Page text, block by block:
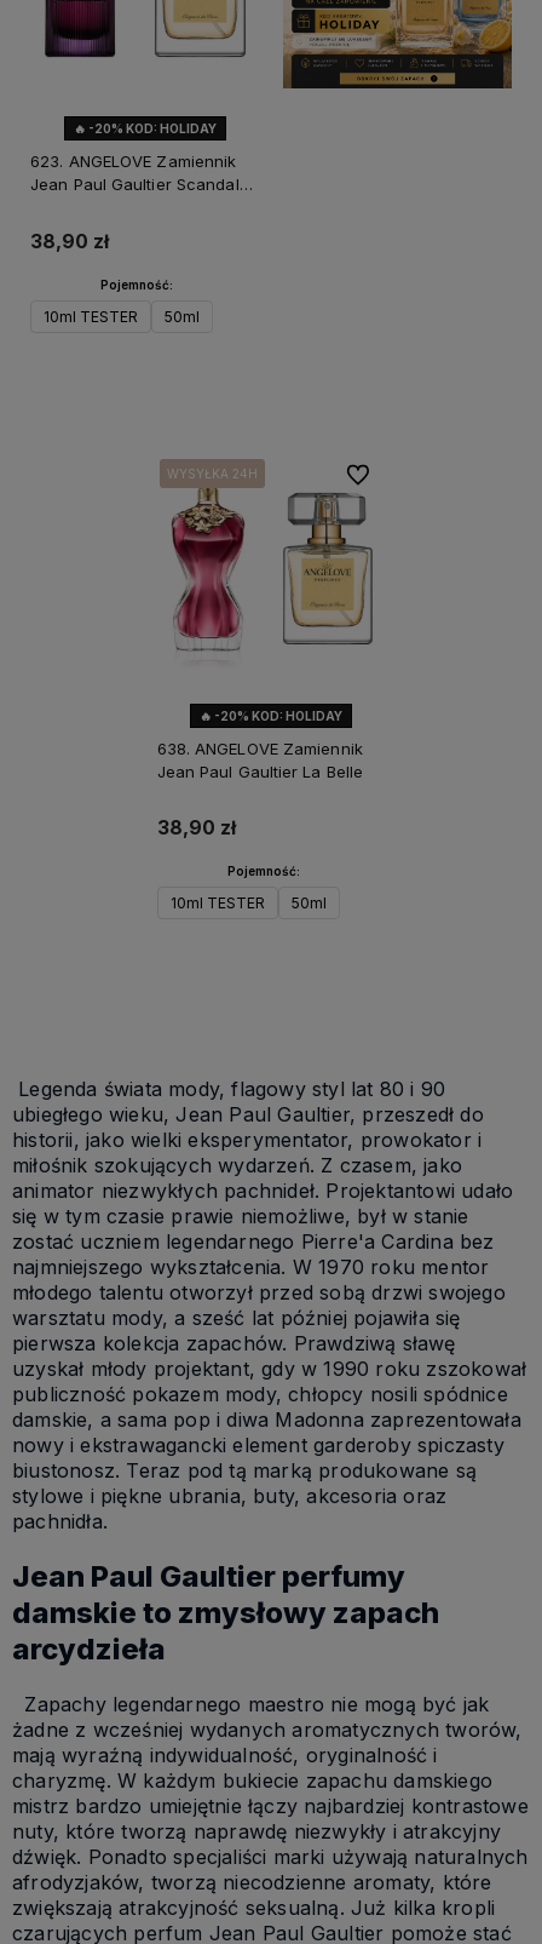
🔥 -20% KOD: HOLIDAY
623. ANGELOVE Zamiennik
Jean Paul Gaultier Scandal
38,90 zł
Pojemność:
10ml TESTER 50ml
🔥 -20% KOD: HOLIDAY
WYSYŁKA 24H
WYSYŁKA 24H
WYSYŁKA 24H
638. ANGELOVE Zamiennik
Jean Paul Gaultier La Belle
38,90 zł
Pojemność:
10ml TESTER 50ml
Do ulubionych
Legenda świata mody, flagowy styl lat 80 i 90
ubiegłego wieku, Jean Paul Gaultier, przeszedł do
historii, jako wielki eksperymentator, prowokator i
miłośnik szokujących wydarzeń. Z czasem, jako
animator niezwykłych pachnideł. Projektantowi udało
się w tym czasie prawie niemożliwe, był w stanie
zostać uczniem legendarnego Pierre'a Cardina bez
najmniejszego wykształcenia. W 1970 roku mentor
młodego talentu otworzył przed sobą drzwi swojego
warsztatu mody, a sześć lat później pojawiła się
pierwsza kolekcja zapachów. Prawdziwą sławę
uzyskał młody projektant, gdy w 1990 roku zszokował
publiczność pokazem mody, chłopcy nosili spódnice
damskie, a sama pop i diwa Madonna zaprezentowała
nowy i ekstrawagancki element garderoby spiczasty
biustonosz. Teraz pod tą marką produkowane są
stylowe i piękne ubrania, buty, akcesoria oraz
pachnidła.
Jean Paul Gaultier perfumy
damskie to zmysłowy zapach
arcydzieła
Zapachy legendarnego maestro nie mogą być jak
żadne z wcześniej wydanych aromatycznych tworów,
mają wyraźną indywidualność, oryginalność i
charyzmę. W każdym bukiecie zapachu damskiego
mistrz bardzo umiejętnie łączy najbardziej kontrastowe
nuty, które tworzą naprawdę niezwykły i atrakcyjny
dźwięk. Ponadto specjaliści marki używają naturalnych
afrodyzjaków, tworzą niecodzienne aromaty, które
zwiększają atrakcyjność seksualną. Już kilka kropli
czarujących perfum Jean Paul Gaultier pomoże stać